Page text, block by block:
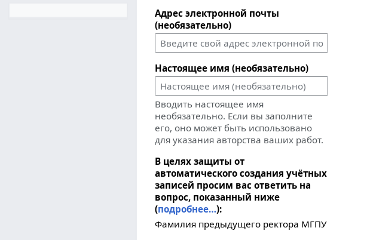
Адрес электронной почты
(необязательно)
Настоящее имя (необязательно)
Вводить настоящее имя
необязательно. Если вы заполните
его, оно может быть использовано
для указания авторства ваших работ.
В целях защиты от
автоматического создания учётных
записей просим вас ответить на
вопрос, показанный ниже
(подробнее…):
Фамилия предыдущего ректора МГПУ